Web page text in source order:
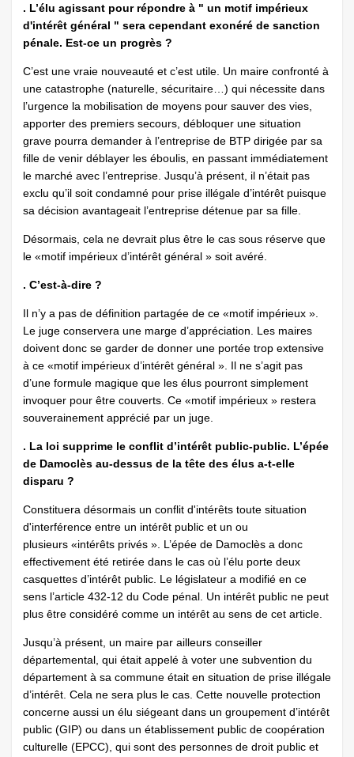
. L’élu agissant pour répondre à " un motif impérieux
d'intérêt général " sera cependant exonéré de sanction
pénale. Est-ce un progrès ?
C’est une vraie nouveauté et c’est utile. Un maire confronté à
une catastrophe (naturelle, sécuritaire…) qui nécessite dans
l’urgence la mobilisation de moyens pour sauver des vies,
apporter des premiers secours, débloquer une situation
grave pourra demander à l’entreprise de BTP dirigée par sa
fille de venir déblayer les éboulis, en passant immédiatement
le marché avec l’entreprise. Jusqu’à présent, il n’était pas
exclu qu’il soit condamné pour prise illégale d’intérêt puisque
sa décision avantageait l’entreprise détenue par sa fille.
Désormais, cela ne devrait plus être le cas sous réserve que
le «motif impérieux d’intérêt général » soit avéré.
. C’est-à-dire ?
Il n’y a pas de définition partagée de ce «motif impérieux ».
Le juge conservera une marge d’appréciation. Les maires
doivent donc se garder de donner une portée trop extensive
à ce «motif impérieux d’intérêt général ». Il ne s’agit pas
d’une formule magique que les élus pourront simplement
invoquer pour être couverts. Ce «motif impérieux » restera
souverainement apprécié par un juge.
. La loi supprime le conflit d’intérêt public-public. L’épée
de Damoclès au-dessus de la tête des élus a-t-elle
disparu ?
Constituera désormais un conflit d'intérêts toute situation
d'interférence entre un intérêt public et un ou
plusieurs «intérêts privés ». L’épée de Damoclès a donc
effectivement été retirée dans le cas où l’élu porte deux
casquettes d’intérêt public. Le législateur a modifié en ce
sens l’article 432-12 du Code pénal. Un intérêt public ne peut
plus être considéré comme un intérêt au sens de cet article.
Jusqu’à présent, un maire par ailleurs conseiller
départemental, qui était appelé à voter une subvention du
département à sa commune était en situation de prise illégale
d’intérêt. Cela ne sera plus le cas. Cette nouvelle protection
concerne aussi un élu siégeant dans un groupement d’intérêt
public (GIP) ou dans un établissement public de coopération
culturelle (EPCC), qui sont des personnes de droit public et